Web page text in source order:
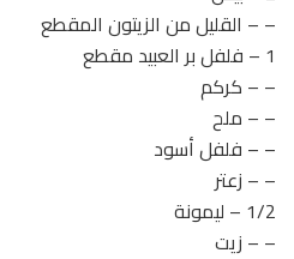
– – القليل من الزيتون المقطع
1 – فلفل بر العبيد مقطع
– – كركم
– – ملح
– – فلفل أسود
– – زعتر
1/2 – ليمونة
– – زيت